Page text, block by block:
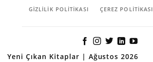
GIZLILIK POLITIKASI
ÇEREZ POLITIKASI
Yeni Çıkan Kitaplar | Ağustos 2026